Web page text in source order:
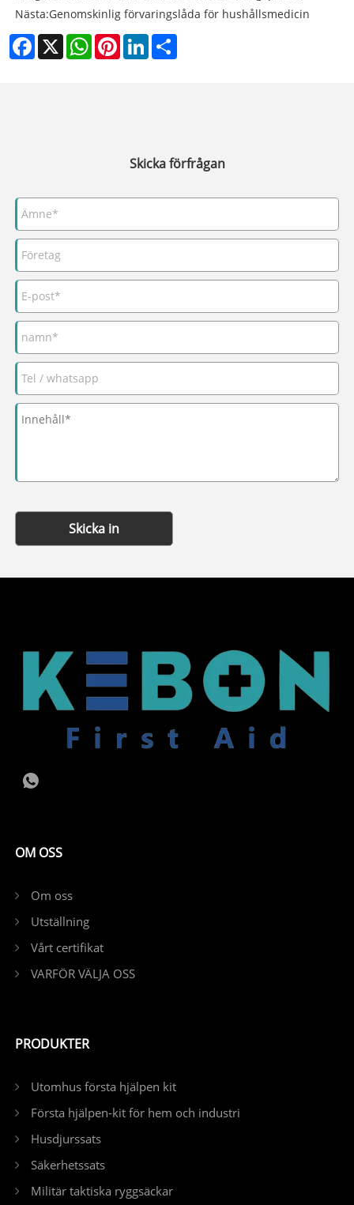
Nästa:Genomskinlig förvaringslåda för hushållsmedicin
Facebook
X WhatsAppPinterestLinkedIn
Skicka förfrågan
Skicka in
OM OSS
Om oss
Utställning
Vårt certifikat
VARFÖR VÄLJA OSS
PRODUKTER
Utomhus första hjälpen kit
Första hjälpen-kit för hem och industri
Husdjurssats
Säkerhetssats
Militär taktiska ryggsäckar